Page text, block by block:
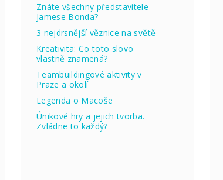
Znáte všechny představitele
Jamese Bonda?
3 nejdrsnější věznice na světě
Kreativita: Co toto slovo
vlastně znamená?
Teambuildingové aktivity v
Praze a okolí
Legenda o Macoše
Únikové hry a jejich tvorba.
Zvládne to každý?